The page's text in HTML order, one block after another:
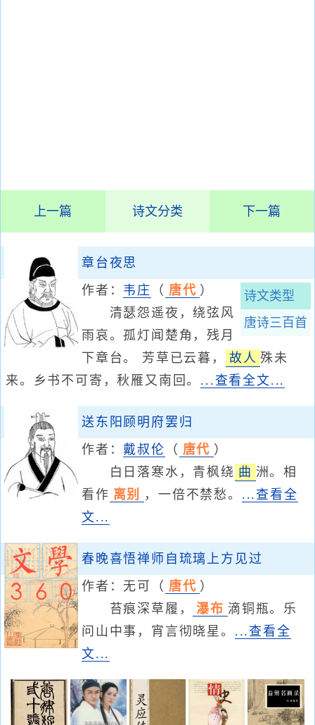
上一篇 诗文分类 下一篇
章台夜思
诗文类型
唐诗三百首
作者： 韦庄 （ 唐代 ）
清瑟怨遥夜，绕弦风
雨哀。孤灯闻楚角，残月
下章台。 芳草已云暮，
故人 殊未
来。乡书不可寄，秋雁又南回。 ...查看全文...
送东阳顾明府罢归
作者：戴叔伦 （ 唐代 ）
白日落寒水，青枫绕 曲 洲。相
看作 离别 ，一倍不禁愁。 ...查看全
文...
春晚喜悟禅师自琉璃上方见过
作者： 无可 （ 唐代 ）
苔痕深草履，
瀑布 滴铜瓶。乐
问山中事，宵言彻晓星。 ...查看全
文...